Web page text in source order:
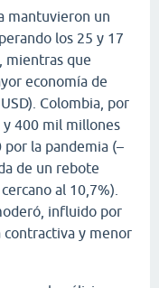
mantuvieron un
los 25 y 17
mientras que
economía de
Colombia, por
y 400 mil millones
por la pandemia (–
de un rebote
al 10,7%).
influido por
y menor